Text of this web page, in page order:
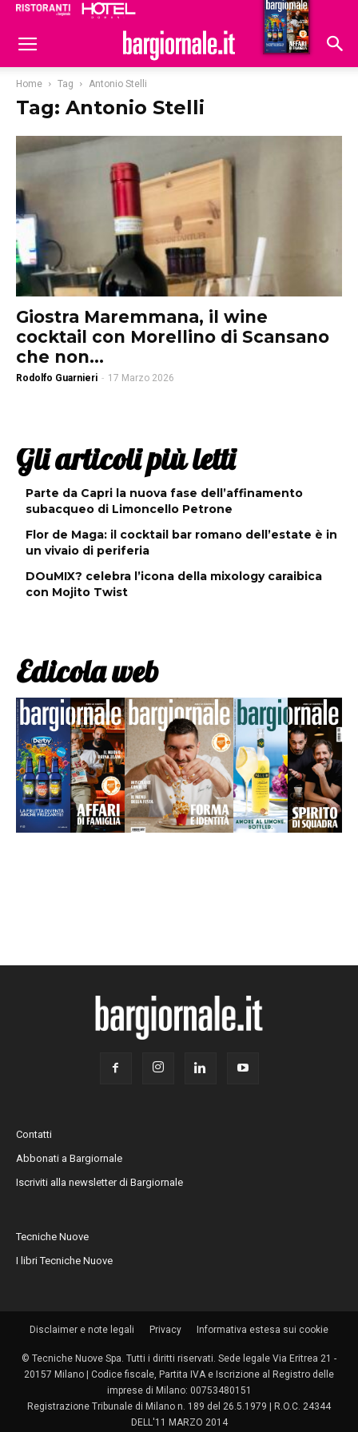
Hoteldomani
Home Tag Antonio Stelli
Tag: Antonio Stelli
Giostra Maremmana, il wine
cocktail con Morellino di Scansano
che non...
Rodolfo Guarnieri - 17 Marzo 2026
Gli articoli più letti
Parte da Capri la nuova fase dell’affinamento
subacqueo di Limoncello Petrone
Flor de Maga: il cocktail bar romano dell’estate è in
un vivaio di periferia
DOuMIX? celebra l’icona della mixology caraibica
con Mojito Twist
Edicola web
Contatti
Abbonati a Bargiornale
Iscriviti alla newsletter di Bargiornale
Tecniche Nuove
I libri Tecniche Nuove
Disclaimer e note legali Privacy Informativa estesa sui cookie
© Tecniche Nuove Spa. Tutti i diritti riservati. Sede legale Via Eritrea 21 -
20157 Milano | Codice fiscale, Partita IVA e Iscrizione al Registro delle
imprese di Milano: 00753480151
Registrazione Tribunale di Milano n. 189 del 26.5.1979 | R.O.C. 24344
DELL'11 MARZO 2014